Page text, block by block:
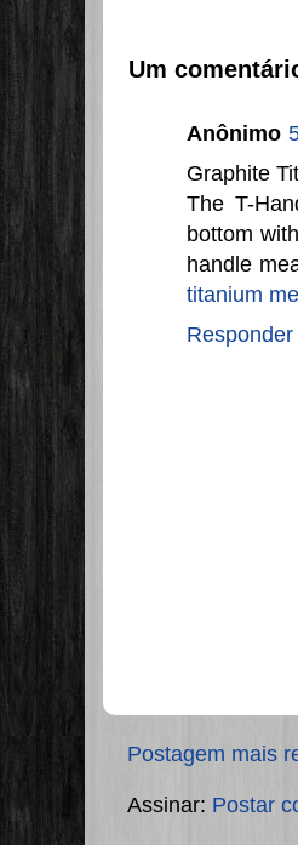
Um
Anônimo
Graphite
The T-
bottom
handle
titanium
Responder
Postagem mais
Assinar: Postar